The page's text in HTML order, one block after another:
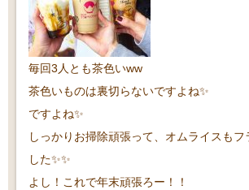
毎回3人とも茶色いww
茶色いものは裏切らないですよね✨
ですよね✨
しっかりお掃除頑張って、オムライスもフ
した✨✨
よし！これで年末頑張ろー！！